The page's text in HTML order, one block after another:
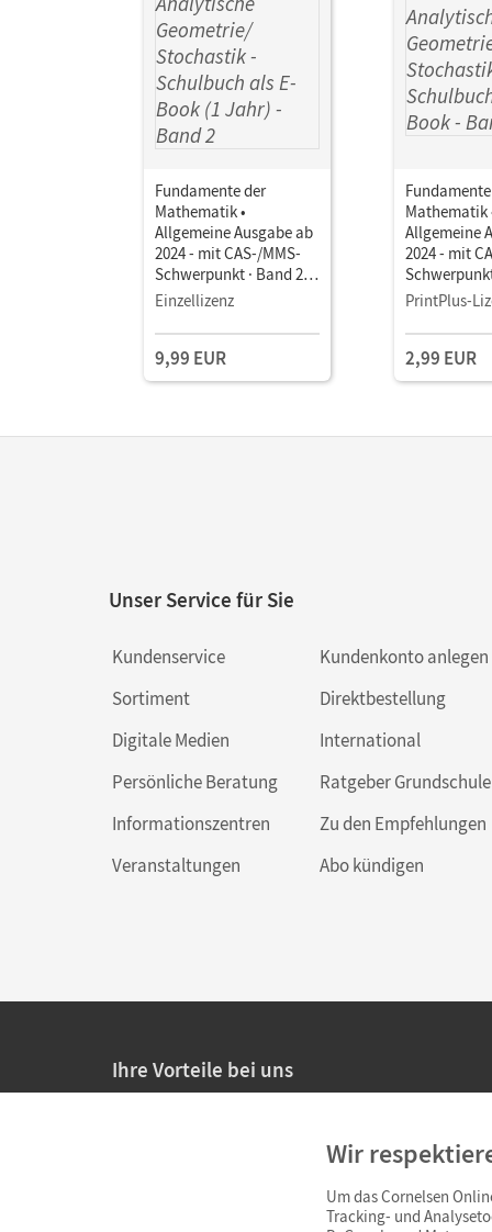
Fundamente der
Mathematik •
Allgemeine Ausgabe ab
2024 - mit CAS-/MMS-
Schwerpunkt · Band 2
Analytische Geometrie/
als E-Book (1 Jahr) Mit
Medien
Einzellizenz
9,99 EUR
Mathematik
Allgemeine
2024 - mit
Analytische
als E-Book
PrintPlus-
2,99 EUR
Unser Service für Sie
Kundenservice
Sortiment
Digitale Medien
Persönliche Beratung
Informationszentren
Veranstaltungen
Kundenkonto anlegen
Direktbestellung
International
Ratgeber Grundschule
Zu den Empfehlungen
Abo kündigen
Ihre Vorteile bei uns
Persönliche Angebote für Lehrkräfte
Sicheres Einkaufen mit SSL-Verschlüsselung
Wir
Um das Cornelsen
Tracking- und